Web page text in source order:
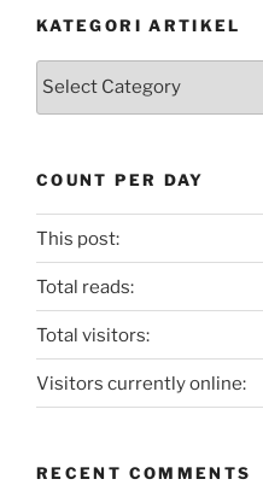
KATEGORI ARTIKEL
Kategori
COUNT PER DAY
This post:
Total reads:
Total visitors:
Visitors currently online:
RECENT COMMENTS